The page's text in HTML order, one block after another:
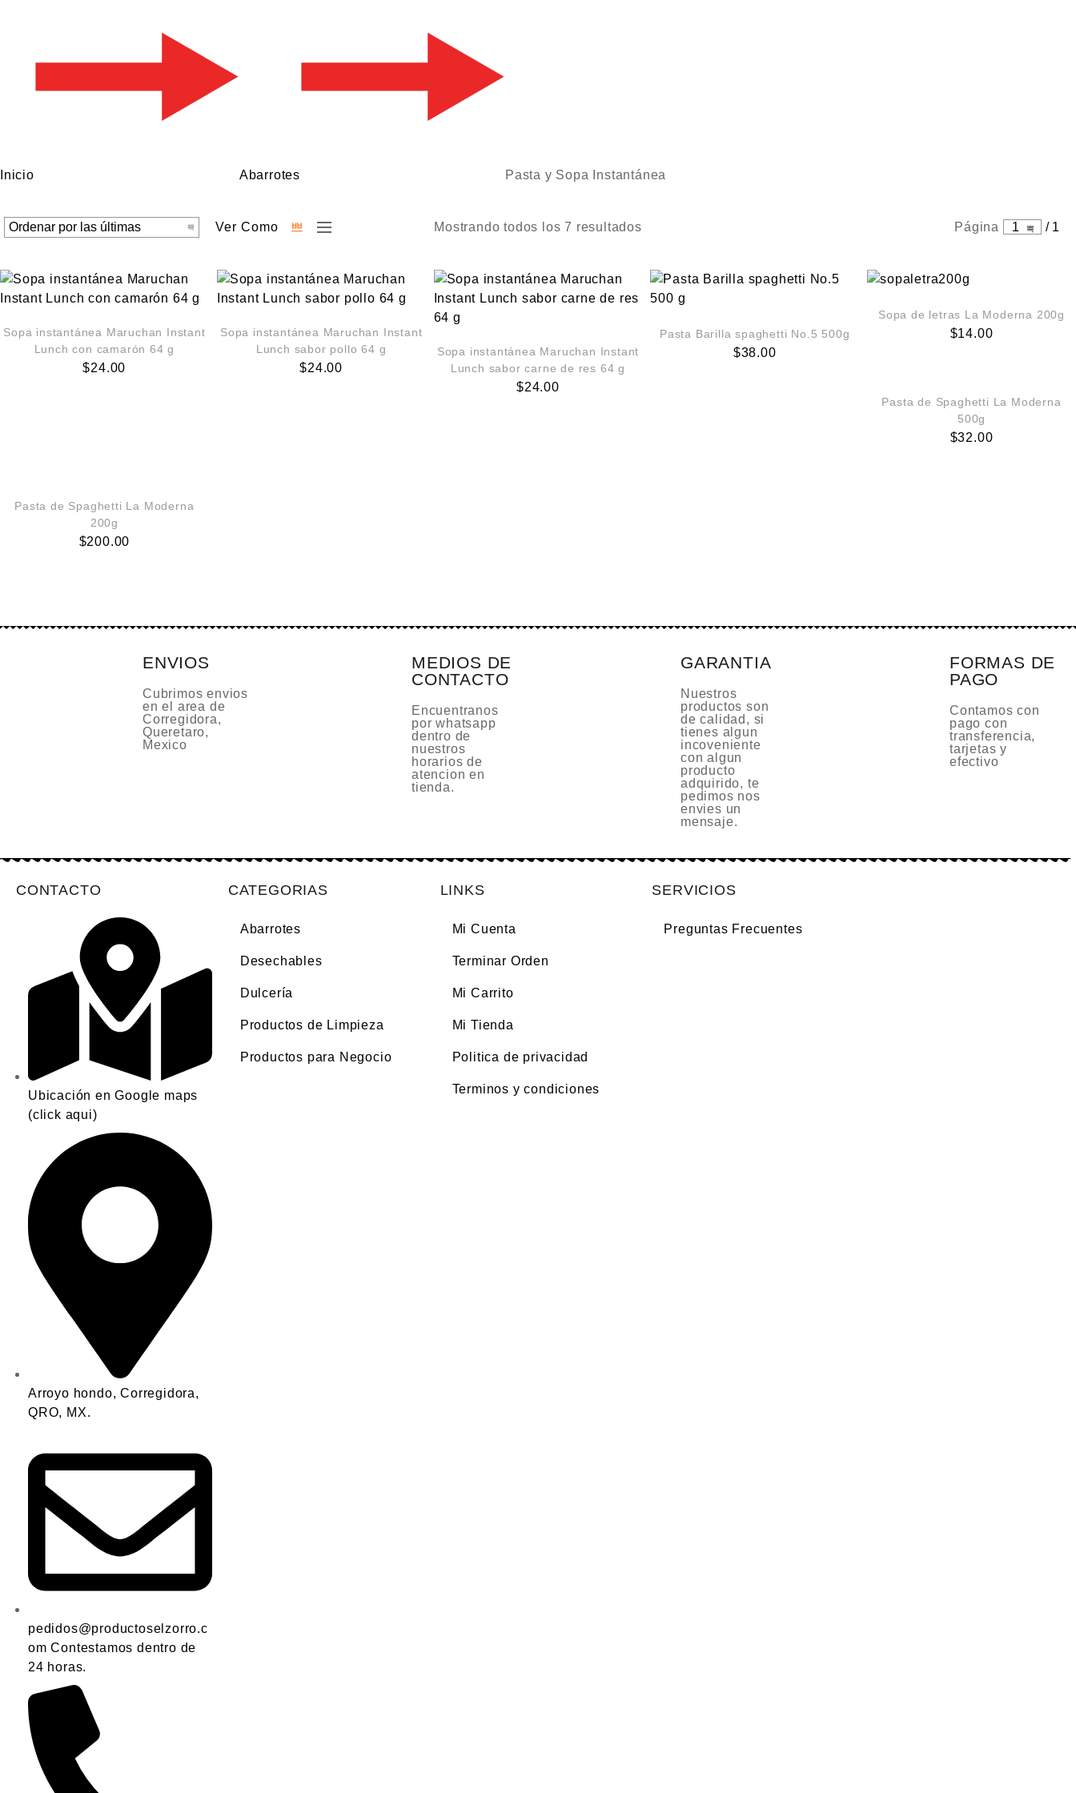
Inicio Abarrotes Pasta y Sopa Instantánea
Ver Como Mostrando todos los 7 resultados Página 1 / 1
Sopa instantánea Maruchan Instant
Lunch con camarón 64 g
$24.00
Sopa instantánea Maruchan Instant
Lunch sabor pollo 64 g
$24.00
Sopa instantánea Maruchan Instant
Lunch sabor carne de res 64 g
$24.00
Pasta Barilla spaghetti No.5 500g
$38.00
Sopa de letras La Moderna 200g
$14.00
Pasta de Spaghetti La Moderna
500g
$32.00
Pasta de Spaghetti La Moderna
200g
$200.00
ENVIOS
Cubrimos envios
en el area de
Corregidora,
Queretaro,
Mexico
MEDIOS DE
CONTACTO
Encuentranos
por whatsapp
dentro de
nuestros
horarios de
atencion en
tienda.
GARANTIA
Nuestros
productos son
de calidad, si
tienes algun
incoveniente
con algun
producto
adquirido, te
pedimos nos
envies un
mensaje.
FORMAS DE
PAGO
Contamos con
pago con
transferencia,
tarjetas y
efectivo
CONTACTO
Ubicación en Google maps
(click aqui)
Arroyo hondo, Corregidora,
QRO, MX.
pedidos@productoselzorro.c
om Contestamos dentro de
24 horas.
CATEGORIAS
Abarrotes
Desechables
Dulcería
Productos de Limpieza
Productos para Negocio
LINKS
Mi Cuenta
Terminar Orden
Mi Carrito
Mi Tienda
Politica de privacidad
Terminos y condiciones
SERVICIOS
Preguntas Frecuentes